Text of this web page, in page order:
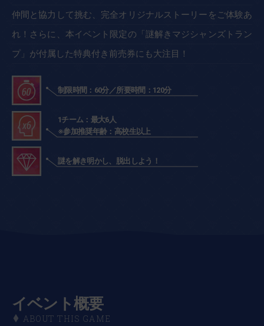
仲間と協力して挑む、完全オリジナルストーリーをご体験あ
れ！さらに、本イベント限定の「謎解きマジシャンズトラン
プ」が付属した特典付き前売券にも大注目！
制限時間：60分／所要時間：120分
1チーム：最大6人
※参加推奨年齢：高校生以上
謎を解き明かし、脱出しよう！
イベント概要
ABOUT THIS GAME